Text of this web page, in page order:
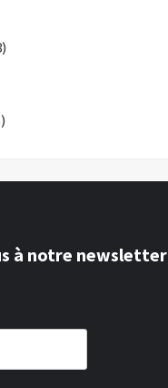
à notre newsletter